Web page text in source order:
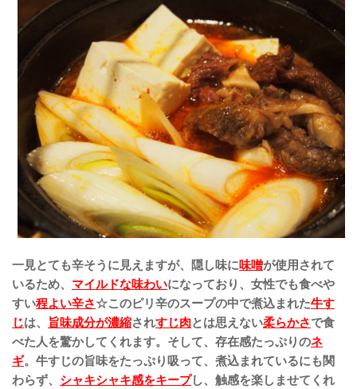
一見とても辛そうに見えますが、隠し味に味噌が使用されて
いるため、 マイルドな味わいになっており、女性でも食べや
すい程よい辛さ☆このピリ辛のスープの中で煮込まれた牛す
じは、 旨味成分が濃縮されすじ肉とは思えない柔らかさで食
べた人を驚かしてくれます。そして、存在感たっぷりのネ
ギ。 牛すじの旨味をたっぷり吸って、煮込まれているにも関
わらず、 シャキシャキ感をキープし、触感を楽しませてくれ